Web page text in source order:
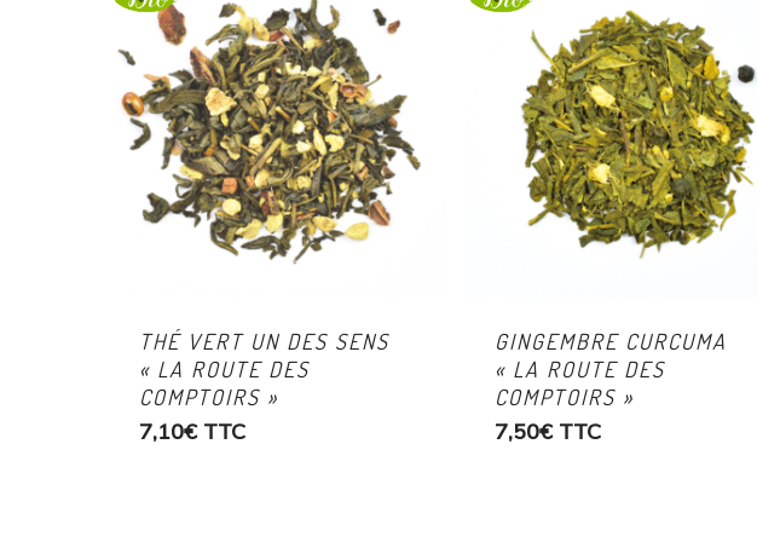
THÉ VERT UN DES SENS
« LA ROUTE DES
COMPTOIRS »
7,10€ TTC
GINGEMBRE CURCUMA
« LA ROUTE DES
COMPTOIRS »
7,50€ TTC